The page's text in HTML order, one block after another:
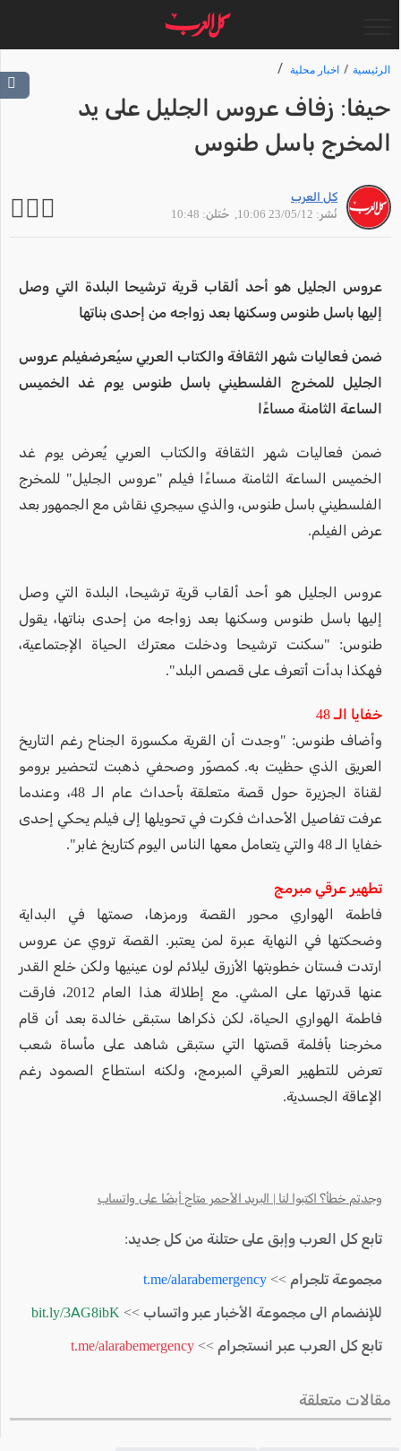
الرئيسية اخبار محلية
حيفا: زفاف عروس الجليل على يد
المخرج باسل طنوس
كل العرب
نُشر: 23/05/12 10:06
, حُتلن: 10:48
عروس الجليل هو أحد ألقاب قرية ترشيحا البلدة التي وصل
إليها باسل طنوس وسكنها بعد زواجه من إحدى بناتها
ضمن فعاليات شهر الثقافة والكتاب العربي سيُعرضفيلم عروس
الجليل للمخرج الفلسطيني باسل طنوس يوم غد الخميس
الساعة الثامنة مساءًا
ضمن فعاليات شهر الثقافة والكتاب العربي يُعرض يوم غد
الخميس الساعة الثامنة مساءًا فيلم "عروس الجليل" للمخرج
الفلسطيني باسل طنوس، والذي سيجري نقاش مع الجمهور بعد
عرض الفيلم.
عروس الجليل هو أحد ألقاب قرية ترشيحا، البلدة التي وصل
إليها باسل طنوس وسكنها بعد زواجه من إحدى بناتها، يقول
طنوس: "سكنت ترشيحا ودخلت معترك الحياة الإجتماعية،
فهكذا بدأت أتعرف على قصص البلد".
خفايا الـ 48
وأضاف طنوس: "وجدت أن القرية مكسورة الجناح رغم التاريخ
العريق الذي حظيت به. كمصوّر وصحفي ذهبت لتحضير برومو
لقناة الجزيرة حول قصة متعلقة بأحداث عام الـ 48، وعندما
عرفت تفاصيل الأحداث فكرت في تحويلها إلى فيلم يحكي إحدى
خفايا الـ 48 والتي يتعامل معها الناس اليوم كتاريخ غابر".
تطهير عرقي مبرمج
فاطمة الهواري محور القصة ورمزها، صمتها في البداية
وضحكتها في النهاية عبرة لمن يعتبر. القصة تروي عن عروس
ارتدت فستان خطوبتها الأزرق ليلائم لون عينيها ولكن خلع القدر
عنها قدرتها على المشي. مع إطلالة هذا العام 2012، فارقت
فاطمة الهواري الحياة، لكن ذكراها ستبقى خالدة بعد أن قام
مخرجنا بأفلمة قصتها التي ستبقى شاهد على مأساة شعب
تعرض للتطهير العرقي المبرمج، ولكنه استطاع الصمود رغم
الإعاقة الجسدية.
وجدتم خطأ؟ اكتبوا لنا | البريد الأحمر متاح أيضًا على واتساب
تابع كل العرب وإبق على حتلنة من كل جديد:
مجموعة تلجرام >> t.me/alarabemergency
للإنضمام الى مجموعة الأخبار عبر واتساب >> bit.ly/3AG8ibK
تابع كل العرب عبر انستجرام >> t.me/alarabemergency
مقالات متعلقة